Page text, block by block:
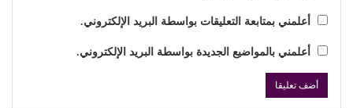
أعلمني بمتابعة التعليقات بواسطة البريد الإلكتروني.
أعلمني بالمواضيع الجديدة بواسطة البريد الإلكتروني.